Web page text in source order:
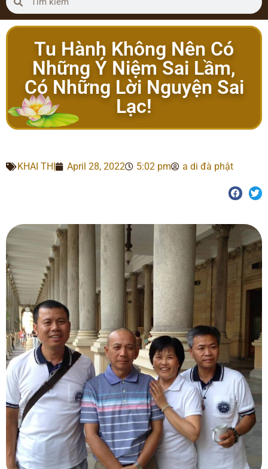
Tu Hành Không Nên Có
Những Ý Niệm Sai Lầm,
Có Những Lời Nguyện Sai
Lạc!
KHAI THỊ April 28, 2022 5:02 pm a di đà phật